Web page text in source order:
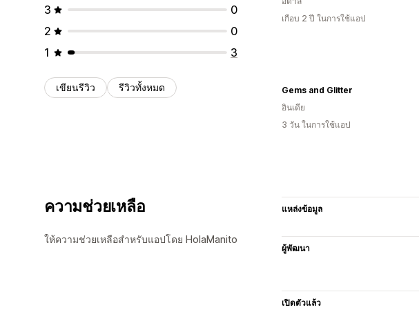
3
0
2
0
1
3
เขียนรีวิว รีวิวทั้งหมด
เกือบ 2 ปี ในการใช้แอป
Gems and Glitter
อินเดีย
3 วัน ในการใช้แอป
ความช่วยเหลือ
ให้ความช่วยเหลือสำหรับแอปโดย HolaManito
แหล่งข้อมูล
ผู้พัฒนา
เปิดตัวแล้ว